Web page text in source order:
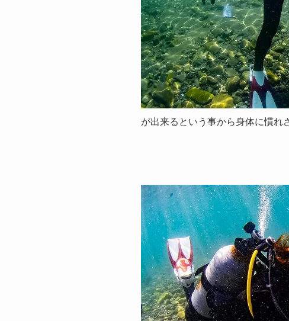
が出来るという事から身体に慣れ